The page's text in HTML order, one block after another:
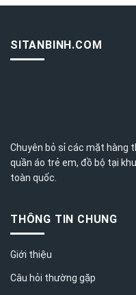
SITANBINH.COM
Chuyên bỏ sỉ các mặt hàng
quần áo trẻ em, đồ bộ tại
toàn quốc.
THÔNG TIN CHUNG
Giới thiệu
Câu hỏi thường gặp